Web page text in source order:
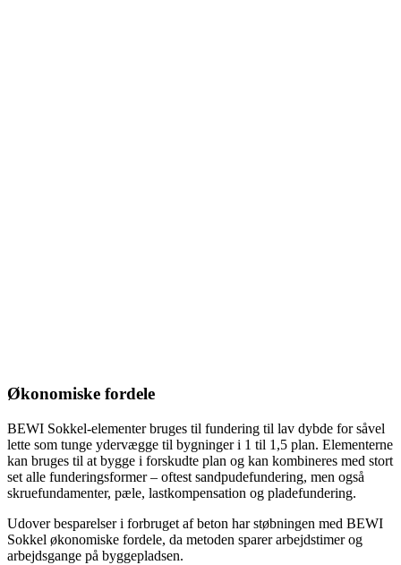
Økonomiske fordele
BEWI Sokkel-elementer bruges til fundering til lav dybde for såvel
lette som tunge ydervægge til bygninger i 1 til 1,5 plan. Elementerne
kan bruges til at bygge i forskudte plan og kan kombineres med stort
set alle funderingsformer – oftest sandpudefundering, men også
skruefundamenter, pæle, lastkompensation og pladefundering.
Udover besparelser i forbruget af beton har støbningen med BEWI
Sokkel økonomiske fordele, da metoden sparer arbejdstimer og
arbejdsgange på byggepladsen.